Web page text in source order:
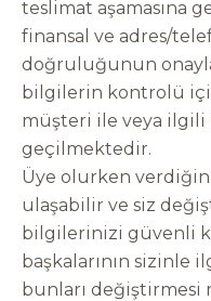
teslimat aşamasına
finansal ve adres/
doğruluğunun
bilgilerin kontrolü
müşteri ile veya ilgili
geçilmektedir.
Üye olurken
ulaşabilir ve siz
bilgilerinizi güvenli
başkalarının sizinle
bunları